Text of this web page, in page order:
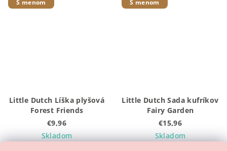
S menom
Little Dutch Líška plyšová
Forest Friends
€9,96
Skladom
S menom
Little Dutch Sada kufríkov
Fairy Garden
€15,96
Skladom